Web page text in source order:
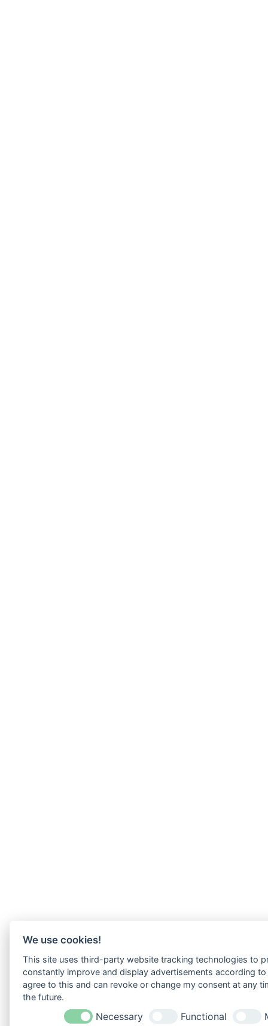
We use cookies!
This site uses third-party website tracking technologies to
constantly improve and display advertisements according
agree to this and can revoke or change my consent at any
the future.
Necessary Functional